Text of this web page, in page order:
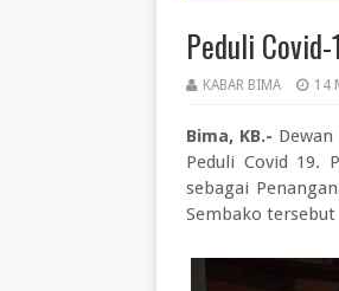
Peduli
KABAR BIMA 14
Bima, KB.-
Peduli Covid 19.
sebagai
Sembako